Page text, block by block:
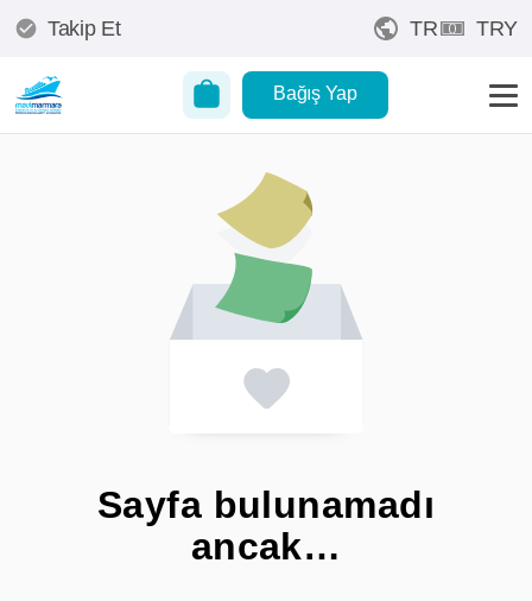
Takip Et TR TRY
Bağış Yap
Sayfa bulunamadı
ancak…